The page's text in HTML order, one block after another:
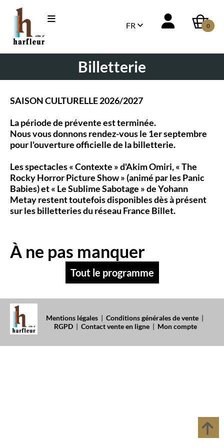
0
FR
Billetterie
SAISON CULTURELLE 2026/2027
La période de prévente est terminée.
Nous vous donnons rendez-vous le 1er septembre
pour l'ouverture officielle de la billetterie.
Les spectacles « Contexte » d'Akim Omiri, « The
Rocky Horror Picture Show » (animé par les Panic
Babies) et « Le Sublime Sabotage » de Yohann
Metay restent toutefois disponibles dès à présent
sur les billetteries du réseau France Billet.
À ne pas manquer
Tout le programme
Mentions légales |Conditions générales de vente |
RGPD |Contact vente en ligne | Mon compte